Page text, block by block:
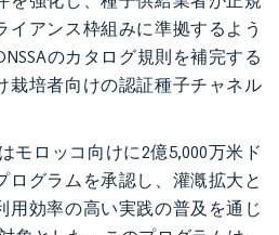
イアンス枠組みに準拠するよう
のカタログ規則を補完する
栽培者向けの認証種子チャネル
モロッコ向けに2億5,000万米ド
ログラムを承認し、灌漑拡大と
用効率の高い実践の普及を通じ